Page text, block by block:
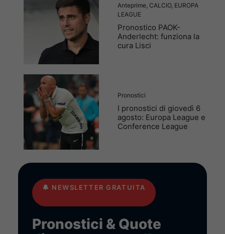
Anteprime CALCIO, EUROPA
LEAGUE
Pronostico PAOK-
Anderlecht: funziona la
cura Lisci
Pronostici
I pronostici di giovedì 6
agosto: Europa League e
Conference League
🔔 NEWSLETTER GRATUITA
Pronostici & Quote